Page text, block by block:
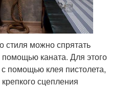
стиля можно спрятать
каната. Для этого
помощью клея пистолета,
сцепления